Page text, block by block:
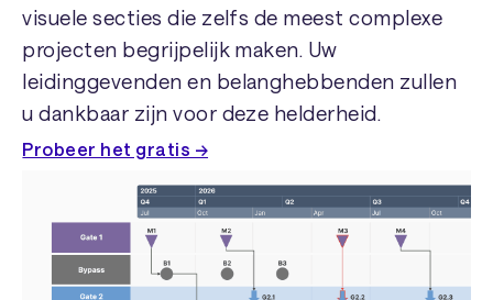
visuele secties die zelfs de meest complexe
projecten begrijpelijk maken. Uw
leidinggevenden en belanghebbenden zullen
u dankbaar zijn voor deze helderheid.
Probeer het gratis →